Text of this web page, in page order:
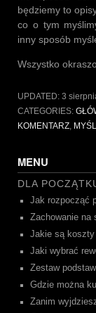
będziemy to
co o tym
inny sposób
Wszystko
UPDATED: 3
CATEGORIES:
KOMENTARZ, MYŚLI
MENU
DLA
Jak rozpocząć
Zachowanie na
Jakie są koszty
Jaki wybrać
Zestaw
Gdzie można
Zanim